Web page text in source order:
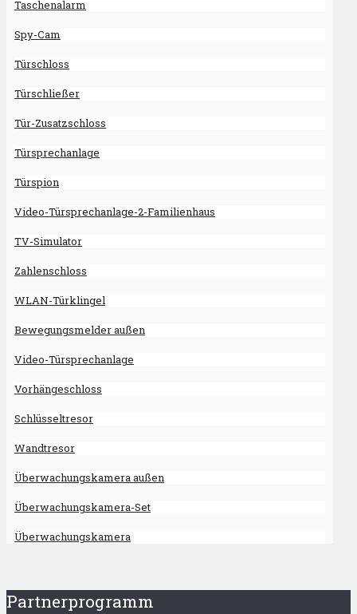
Taschenalarm
Spy-Cam
Türschloss
Türschließer
Tür-Zusatzschloss
Türsprechanlage
Türspion
Video-Türsprechanlage-2-Familienhaus
TV-Simulator
Zahlenschloss
WLAN-Türklingel
Bewegungsmelder außen
Video-Türsprechanlage
Vorhängeschloss
Schlüsseltresor
Wandtresor
Überwachungskamera außen
Überwachungskamera-Set
Überwachungskamera
Partnerprogramm